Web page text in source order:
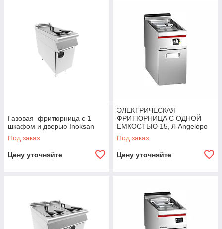
Газовая фритюрница с 1
шкафом и дверью Inoksan
Под заказ
Цену уточняйте
ЭЛЕКТРИЧЕСКАЯ
ФРИТЮРНИЦА С ОДНОЙ
ЕМКОСТЬЮ 15, Л Angelopo
Под заказ
Цену уточняйте